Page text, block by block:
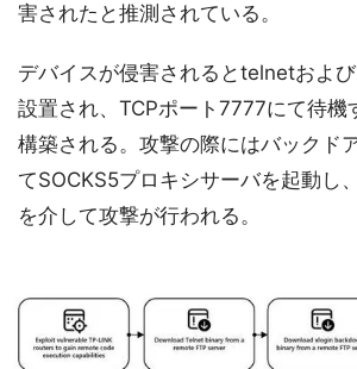
害されたと推測されている。
デバイスが侵害されるとtelnetおよ
設置され、TCPポート7777にて待機
構築される。攻撃の際にはバックド
てSOCKS5プロキシサーバを起動し
を介して攻撃が行われる。